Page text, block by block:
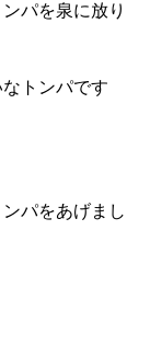
パを泉に放り
トンパです
パをあげまし